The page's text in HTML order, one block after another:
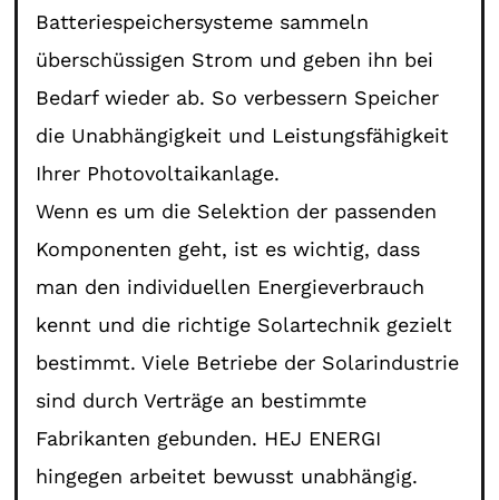
Batteriespeichersysteme sammeln
überschüssigen Strom und geben ihn bei
Bedarf wieder ab. So verbessern Speicher
die Unabhängigkeit und Leistungsfähigkeit
Ihrer Photovoltaikanlage.
Wenn es um die Selektion der passenden
Komponenten geht, ist es wichtig, dass
man den individuellen Energieverbrauch
kennt und die richtige Solartechnik gezielt
bestimmt. Viele Betriebe der Solarindustrie
sind durch Verträge an bestimmte
Fabrikanten gebunden. HEJ ENERGI
hingegen arbeitet bewusst unabhängig.